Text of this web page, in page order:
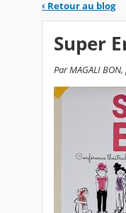
‹ Retour au blog
Super
Par MAGALI